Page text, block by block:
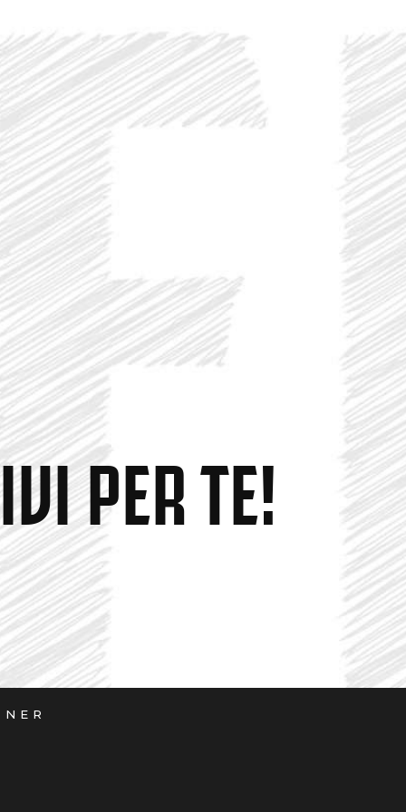
PER TE!